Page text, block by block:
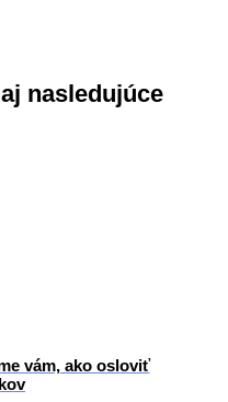
nasledujúce
vám, ako osloviť